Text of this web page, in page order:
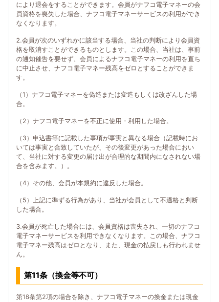
により退会をすることができます。会員がナフコ電子マネーの会
員資格を喪失した場合、ナフコ電子マネーサービスの利用ができ
なくなります。
2.会員が次のいずれかに該当する場合、当社の判断により会員資
格を取消すことができるものとします。この場合、当社は、事前
の通知催告を要せず、会員によるナフコ電子マネーの利用を直ち
に中止させ、ナフコ電子マネー残高をゼロとすることができま
す。
（1）ナフコ電子マネーを偽造または変造もしくは改ざんした場
合。
（2）ナフコ電子マネーを不正に使用・利用した場合。
（3）申込書等に記載した事項が事実と異なる場合（記載時にお
いては事実と合致していたが、その後変更があった場合におい
て、当社に対する変更の届け出が合理的な期間内になされない場
合を含みます。）。
（4）その他、会員が本規約に違反した場合。
（5）上記に準ずる行為があり、当社が会員として不適格と判断
した場合。
3.会員が死亡した場合には、会員資格は喪失され、一切のナフコ
電子マネーサービスを利用できなくなります。この場合、ナフコ
電子マネー残高はゼロとなり、また、現金の払戻しも行われませ
ん。
第11条（換金等不可）
第18条第2項の場合を除き、ナフコ電子マネーの換金または現金